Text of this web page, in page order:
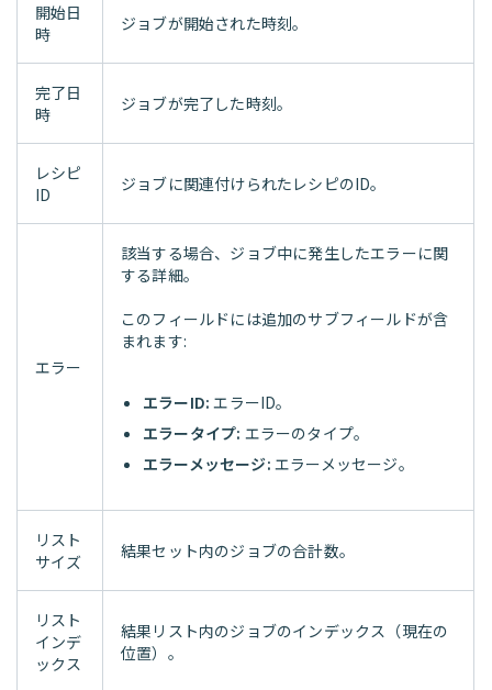
開始日
時
ジョブが開始された時刻。
完了日
時
ジョブが完了した時刻。
レシピ
ID
ジョブに関連付けられたレシピのID。
エラー
該当する場合、ジョブ中に発生したエラーに関
する詳細。
このフィールドには追加のサブフィールドが含
まれます:
エラーID:エラーID。
エラータイプ: エラーのタイプ。
エラーメッセージ: エラーメッセージ。
リスト
サイズ
結果セット内のジョブの合計数。
リスト
インデ
ックス
結果リスト内のジョブのインデックス（現在の
位置）。